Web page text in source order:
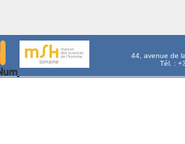
44, avenue de
Tél. :